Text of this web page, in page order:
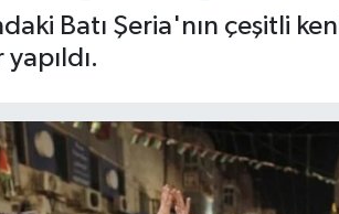
Batı Şeria'nın çeşitli